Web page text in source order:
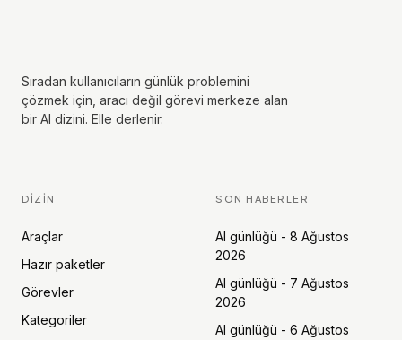
Sıradan kullanıcıların günlük problemini
çözmek için, aracı değil görevi merkeze alan
bir AI dizini. Elle derlenir.
DIZIN
Araçlar
Hazır paketler
Görevler
Kategoriler
SON HABERLER
AI günlüğü - 8 Ağustos
2026
AI günlüğü - 7 Ağustos
2026
AI günlüğü - 6 Ağustos